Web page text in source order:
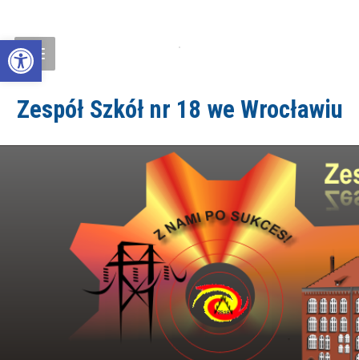
Open toolbar
Zespół Szkół nr 18 we Wrocławiu